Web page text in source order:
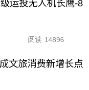
运投无人机长鹰-8
阅读 14896
文旅消费新增长点